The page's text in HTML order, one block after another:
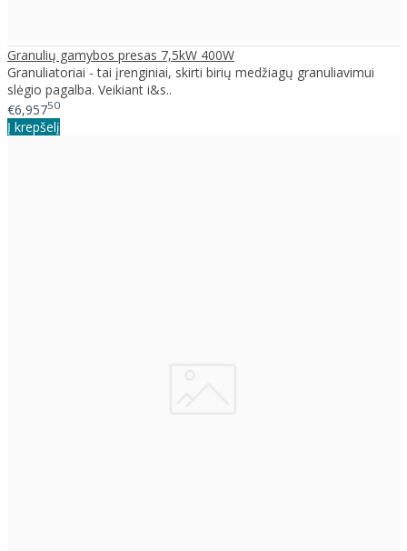
Granulių gamybos presas 7,5kW 400W
Granuliatoriai - tai įrenginiai, skirti birių medžiagų granuliavimui
slėgio pagalba. Veikiant i&s..
€6,95750
Į krepšelį